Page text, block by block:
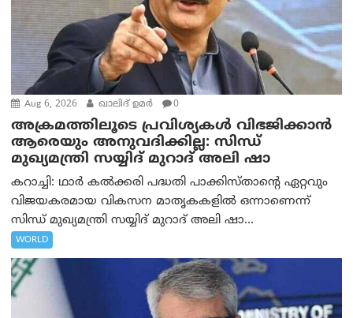
Aug 6, 2026 ഖാലിദ് ഉമര്‍ 0
അക്രമത്തിലൂടെ പ്രവിശ്യകൾ വിഭജിക്കാൻ
ആരെയും അനുവദിക്കില്ല: സിന്ധ്
മുഖ്യമന്ത്രി സയ്യിദ് മുറാദ് അലി ഷാ
കറാച്ചി: ഥാർ കൽക്കരി പദ്ധതി പാക്കിസ്താന്റെ ഏറ്റവും
വിജയകരമായ വികസന മാതൃകകളിൽ ഒന്നാണെന്ന്
സിന്ധ് മുഖ്യമന്ത്രി സയ്യിദ് മുറാദ് അലി ഷാ...
WORLD